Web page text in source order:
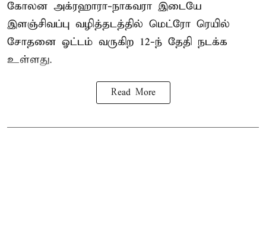
கோலன அக்ரஹாரா-நாகவரா இடையே
இளஞ்சிவப்பு வழித்தடத்தில் மெட்ரோ ரெயில்
சோதனை ஓட்டம் வருகிற 12-ந் தேதி நடக்க
உள்ளது.
Read More